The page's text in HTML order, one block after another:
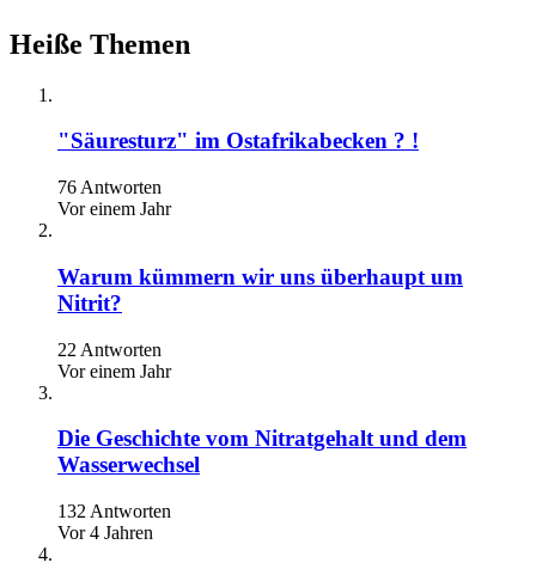
Heiße Themen
"Säuresturz" im Ostafrikabecken ? !
76 Antworten
Vor einem Jahr
Warum kümmern wir uns überhaupt um
Nitrit?
22 Antworten
Vor einem Jahr
Die Geschichte vom Nitratgehalt und dem
Wasserwechsel
132 Antworten
Vor 4 Jahren